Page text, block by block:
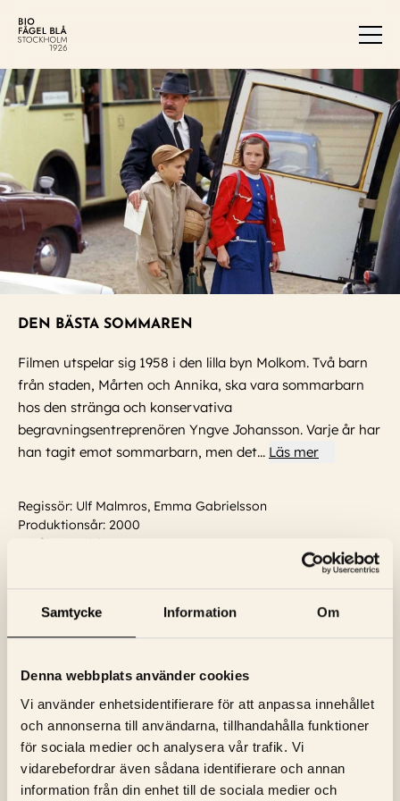
Samtycke Information Om
Denna webbplats använder cookies
Vi använder enhetsidentifierare för att anpassa innehållet
och annonserna till användarna, tillhandahålla funktioner
för sociala medier och analysera vår trafik. Vi
vidarebefordrar även sådana identifierare och annan
information från din enhet till de sociala medier och
DEN BÄSTA SOMMAREN
Filmen utspelar sig 1958 i den lilla byn Molkom. Två barn
från staden, Mårten och Annika, ska vara sommarbarn
hos den stränga och konservativa
begravningsentreprenören Yngve Johansson. Varje år har
han tagit emot sommarbarn, men det... Läs mer
Regissör: Ulf Malmros, Emma Gabrielsson
Produktionsår: 2000
Språk: Engelska
Olofsson, Marcus Hasselborg...Läs mer